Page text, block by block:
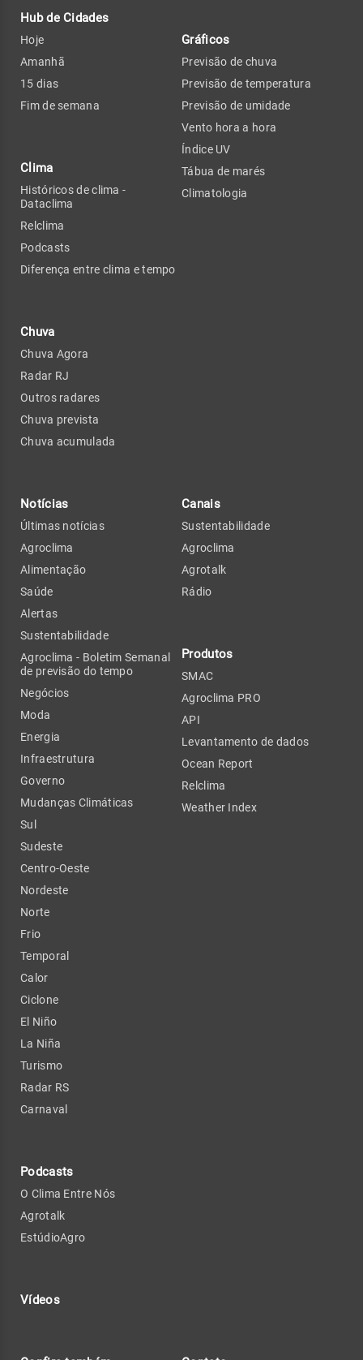
Hub de Cidades
Hoje
Amanhã
15 dias
Fim de semana
Clima
Históricos de clima -
Dataclima
Relclima
Podcasts
Diferença entre clima e tempo
Chuva
Chuva Agora
Radar RJ
Outros radares
Chuva prevista
Chuva acumulada
Gráficos
Previsão de chuva
Previsão de temperatura
Previsão de umidade
Vento hora a hora
Índice UV
Tábua de marés
Climatologia
Notícias
Últimas notícias
Agroclima
Alimentação
Saúde
Alertas
Sustentabilidade
Agroclima - Boletim Semanal
de previsão do tempo
Negócios
Moda
Energia
Infraestrutura
Governo
Mudanças Climáticas
Sul
Sudeste
Centro-Oeste
Nordeste
Norte
Frio
Temporal
Calor
Ciclone
El Niño
La Niña
Turismo
Radar RS
Carnaval
Podcasts
O Clima Entre Nós
Agrotalk
EstúdioAgro
Vídeos
Canais
Sustentabilidade
Agroclima
Agrotalk
Rádio
Produtos
SMAC
Agroclima PRO
API
Levantamento de dados
Ocean Report
Relclima
Weather Index